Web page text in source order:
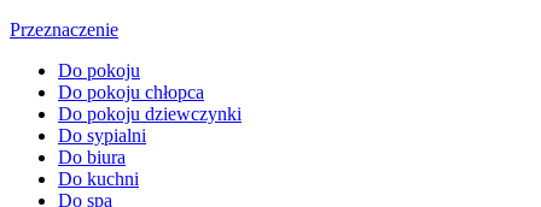
Przeznaczenie
Do pokoju
Do pokoju chłopca
Do pokoju dziewczynki
Do sypialni
Do biura
Do kuchni
Do spa